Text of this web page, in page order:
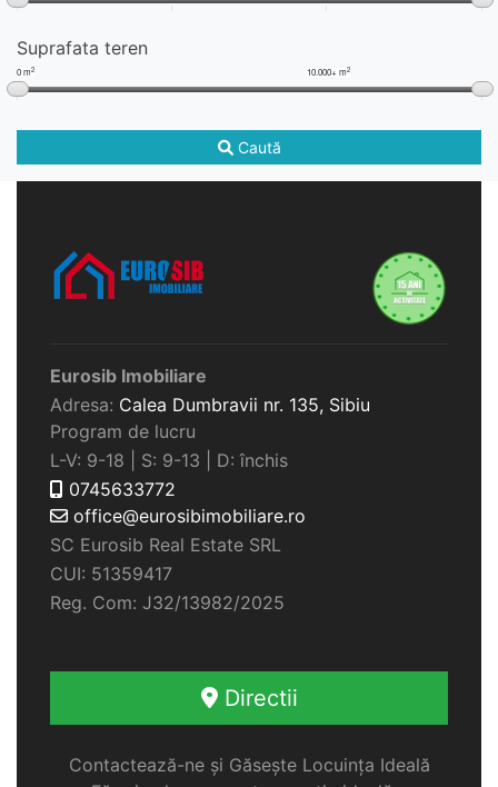
Suprafata teren
0 m2 10.000+ m2
Caută
Eurosib Imobiliare
Adresa: Calea Dumbravii nr. 135, Sibiu
Program de lucru
L-V: 9-18 | S: 9-13 | D: închis
0745633772
office@eurosibimobiliare.ro
SC Eurosib Real Estate SRL
CUI: 51359417
Reg. Com: J32/13982/2025
Directii
Contactează-ne și Găsește Locuința Ideală